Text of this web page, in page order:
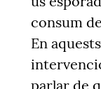
consum
En
parlar de